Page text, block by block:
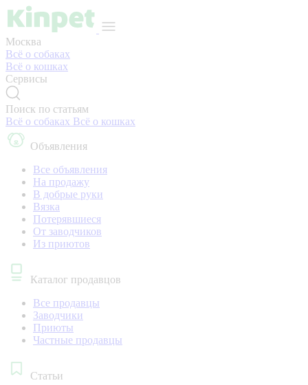
Москва
Всё о собаках
Всё о кошках
Сервисы
Поиск по статьям
Всё о собаках Всё о кошках
Объявления
Все объявления
На продажу
В добрые руки
Вязка
Потерявшиеся
От заводчиков
Из приютов
Каталог продавцов
Все продавцы
Заводчики
Приюты
Частные продавцы
Статьи